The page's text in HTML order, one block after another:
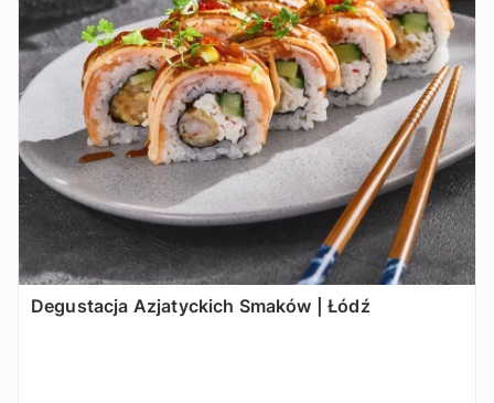
Degustacja Azjatyckich Smaków | Łódź